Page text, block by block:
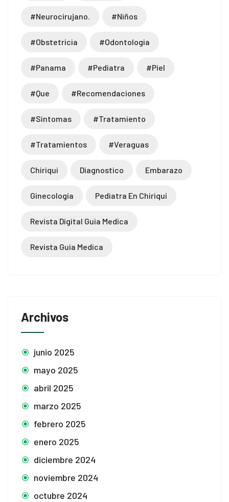
#neurocirujano. #niños
#obstetricia #odontologia
#panama #pediatra #piel
#que #recomendaciones
#sintomas #tratamiento
#tratamientos #veraguas
Chiriqui Diagnostico Embarazo
Ginecología Pediatra En Chiriquí
Revista Digital Guia Medica
Revista Guia Medica
Archivos
junio 2025
mayo 2025
abril 2025
marzo 2025
febrero 2025
enero 2025
diciembre 2024
noviembre 2024
octubre 2024